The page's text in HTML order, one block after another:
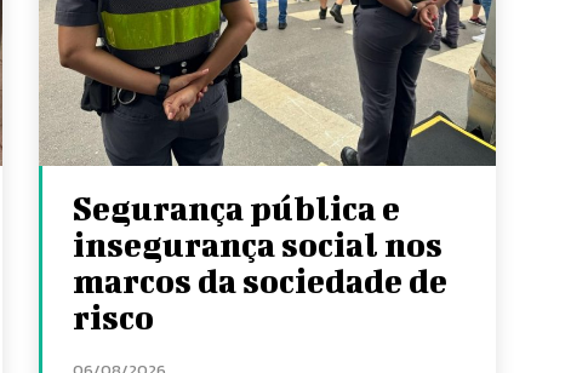
Segurança pública e
insegurança social nos
marcos da sociedade de
risco